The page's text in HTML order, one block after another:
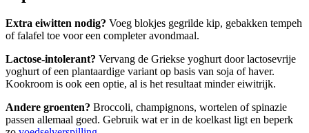
Extra eiwitten nodig? Voeg blokjes gegrilde kip, gebakken tempeh
of falafel toe voor een completer avondmaal.
Lactose-intolerant? Vervang de Griekse yoghurt door lactosevrije
yoghurt of een plantaardige variant op basis van soja of haver.
Kookroom is ook een optie, al is het resultaat minder eiwitrijk.
Andere groenten? Broccoli, champignons, wortelen of spinazie
passen allemaal goed. Gebruik wat er in de koelkast ligt en beperk